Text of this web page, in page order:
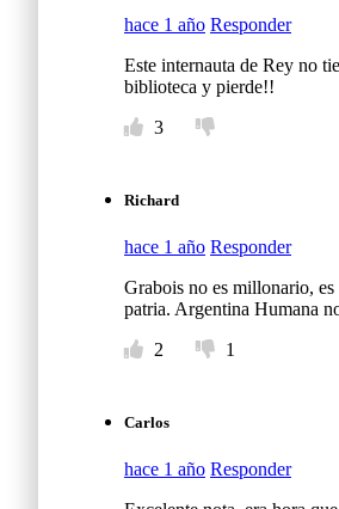
hace 1 año Responder
Este internauta de Rey no
biblioteca y pierde!!
3
Richard
hace 1 año Responder
Grabois no es millonario,
patria. Argentina Humana
2
1
Carlos
hace 1 año Responder